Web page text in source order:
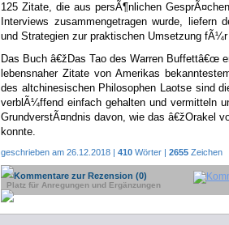
125 Zitate, die aus persÃ¶nlichen
Interviews zusammengetragen wurde, liefern
und Strategien zur praktischen Umsetzung
Das Buch â€žDas Tao des Warren Buffettâ€œ
lebensnaher Zitate von Amerikas
des altchinesischen Philosophen Laotse sind
verblÃ¼ffend einfach gehalten und vermitteln
GrundverstÃ¤ndnis davon, wie das â€žOrakel
konnte.
geschrieben am 26.12.2018 | 410 Wörter | 2655 Zeichen
Kommentare zur Rezension (0)
Platz für Anregungen und Ergänzungen